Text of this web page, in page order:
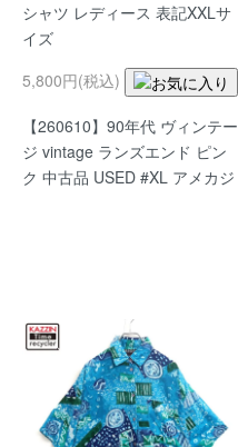
シャツ レディース 表記XXLサ
イズ
5,800円(税込)
【260610】90年代 ヴィンテー
ジ vintage ランズエンド ピン
ク 中古品 USED #XL アメカジ